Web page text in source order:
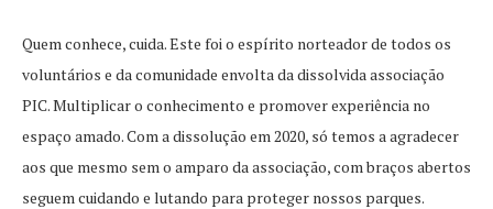
Quem conhece, cuida. Este foi o espírito norteador de todos os
voluntários e da comunidade envolta da dissolvida associação
PIC. Multiplicar o conhecimento e promover experiência no
espaço amado. Com a dissolução em 2020, só temos a agradecer
aos que mesmo sem o amparo da associação, com braços abertos
seguem cuidando e lutando para proteger nossos parques.